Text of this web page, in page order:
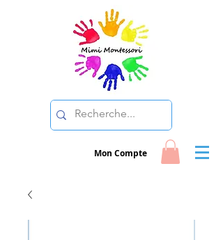
Mon Compte